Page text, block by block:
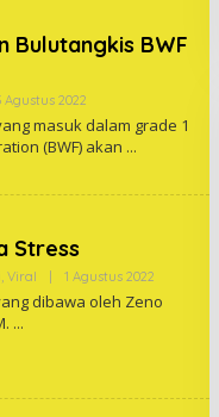
Bulutangkis BWF
Agustus 2022Oleh
masuk dalam grade 1
(BWF) akan
Stress
, Viral 1 Agustus 2022Oleh
dibawa oleh Zeno